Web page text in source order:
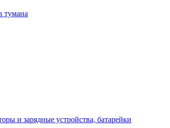
тумана
и зарядные устройства, батарейки